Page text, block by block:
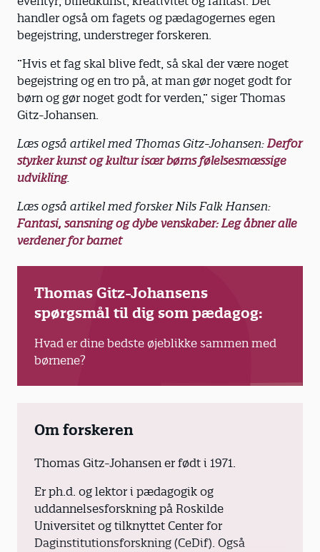
handler også om fagets og pædagogernes egen
begejstring, understreger forskeren.
”Hvis et fag skal blive fedt, så skal der være noget
begejstring og en tro på, at man gør noget godt for
børn og gør noget godt for verden,” siger Thomas
Gitz-Johansen.
Læs også artikel med Thomas Gitz-Johansen:Derfor
styrker kunst og kultur især børns følelsesmæssige
udvikling.
Læs også artikel med forsker Nils Falk Hansen:
Fantasi, sansning og dybe venskaber: Leg åbner alle
verdener for barnet
Thomas Gitz-Johansens
spørgsmål til dig som pædagog:
Hvad er dine bedste øjeblikke sammen med
børnene?
Om forskeren
Thomas Gitz-Johansen er født i 1971.
Er ph.d. og lektor i pædagogik og
uddannelsesforskning på Roskilde
Universitet og tilknyttet Center for
Daginstitutionsforskning (CeDif). Også